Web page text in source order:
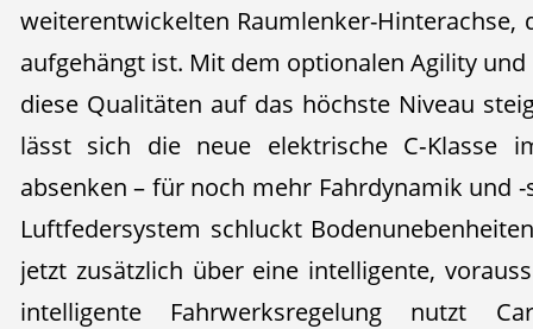
weiterentwickelten Raumlenker-Hinterachse,
aufgehängt ist. Mit dem optionalen Agility
diese Qualitäten auf das höchste Niveau
lässt sich die neue elektrische C‑Klasse
absenken – für noch mehr Fahrdynamik und
Luftfedersystem schluckt
jetzt zusätzlich über eine intelligente,
intelligente Fahrwerksregelung nutzt